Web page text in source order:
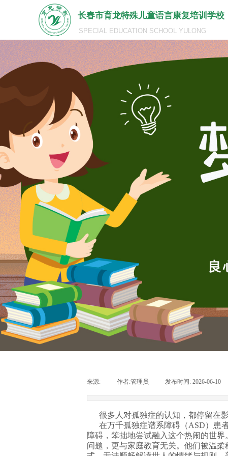
长春市育龙特殊儿童语言康复培训学校
SPECIAL EDUCATION SCHOOL YULONG
来源: 作者:管理员 发布时间: 2026-06-10
很多人对孤独症的认知，都停留在影
在万千孤独症谱系障碍（ASD）患
障碍，笨拙地尝试融入这个热闹的世
问题，更与家庭教育无关。他们被温